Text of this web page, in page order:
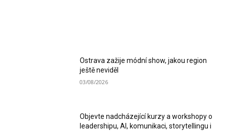
Ostrava zažije módní show, jakou region
ještě neviděl
03/08/2026
Objevte nadcházející kurzy a workshopy o
leadershipu, AI, komunikaci, storytellingu i